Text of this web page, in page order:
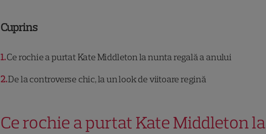
Cuprins
1Ce rochie a purtat Kate Middleton la nunta regală a anului
2De la controverse chic, la un look de viitoare regină
Ce rochie a purtat Kate Middleton la